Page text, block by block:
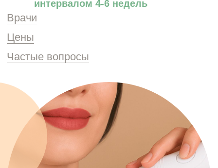
Запись на прием